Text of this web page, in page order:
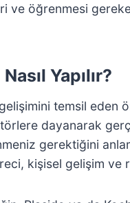
ve öğrenmesi
Yapılır?
temsil eden
dayanarak
gerektiğini
kişisel gelişim ve